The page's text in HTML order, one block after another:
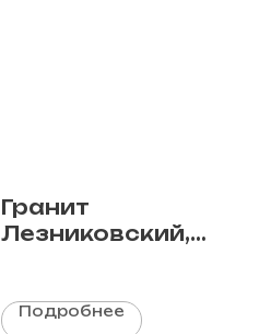
Гранит
Лезниковский,
Подробнее